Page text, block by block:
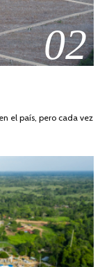
02
el país, pero cada vez